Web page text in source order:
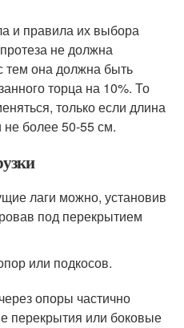
и правила их выбора
не должна
тем она должна быть
торца на 10%. То
только если длина
не более 50-55 см.
лаги можно, установив
под перекрытием
или подкосов.
опоры частично
перекрытия или боковые